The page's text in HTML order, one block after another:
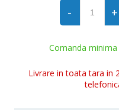
- +
Comanda minima
Livrare in toata tara in